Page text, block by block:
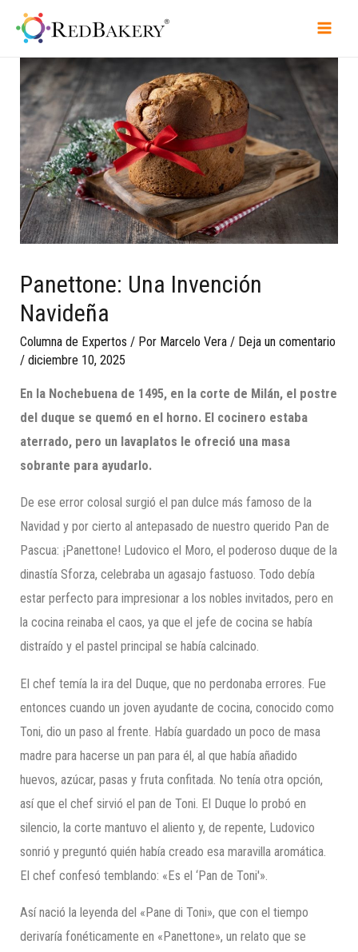
Panettone: Una Invención
Navideña
Columna de Expertos / Por Marcelo Vera / Deja un comentario
/diciembre 10, 2025
En la Nochebuena de 1495, en la corte de Milán, el postre
del duque se quemó en el horno. El cocinero estaba
aterrado, pero un lavaplatos le ofreció una masa
sobrante para ayudarlo.
De ese error colosal surgió el pan dulce más famoso de la
Navidad y por cierto al antepasado de nuestro querido Pan de
Pascua: ¡Panettone! Ludovico el Moro, el poderoso duque de la
dinastía Sforza, celebraba un agasajo fastuoso. Todo debía
estar perfecto para impresionar a los nobles invitados, pero en
la cocina reinaba el caos, ya que el jefe de cocina se había
distraído y el pastel principal se había calcinado.
El chef temía la ira del Duque, que no perdonaba errores. Fue
entonces cuando un joven ayudante de cocina, conocido como
Toni, dio un paso al frente. Había guardado un poco de masa
madre para hacerse un pan para él, al que había añadido
huevos, azúcar, pasas y fruta confitada. No tenía otra opción,
así que el chef sirvió el pan de Toni. El Duque lo probó en
silencio, la corte mantuvo el aliento y, de repente, Ludovico
sonrió y preguntó quién había creado esa maravilla aromática.
El chef confesó temblando: «Es el ‘Pan de Toni'».
Así nació la leyenda del «Pane di Toni», que con el tiempo
derivaría fonéticamente en «Panettone», un relato que se